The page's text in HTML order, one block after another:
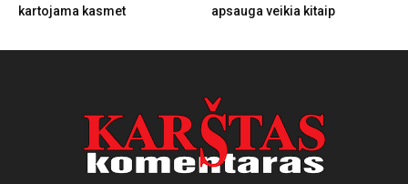
kartojama kasmet
apsauga veikia kitaip